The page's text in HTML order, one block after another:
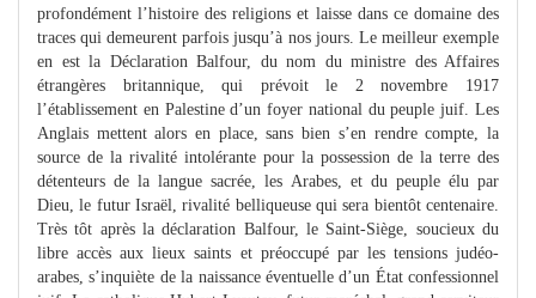
profondément l’histoire des religions et laisse dans ce domaine des
traces qui demeurent parfois jusqu’à nos jours. Le meilleur exemple
en est la Déclaration Balfour, du nom du ministre des Affaires
étrangères britannique, qui prévoit le 2 novembre 1917
l’établissement en Palestine d’un foyer national du peuple juif. Les
Anglais mettent alors en place, sans bien s’en rendre compte, la
source de la rivalité intolérante pour la possession de la terre des
détenteurs de la langue sacrée, les Arabes, et du peuple élu par
Dieu, le futur Israël, rivalité belliqueuse qui sera bientôt centenaire.
Très tôt après la déclaration Balfour, le Saint-Siège, soucieux du
libre accès aux lieux saints et préoccupé par les tensions judéo-
arabes, s’inquiète de la naissance éventuelle d’un État confessionnel